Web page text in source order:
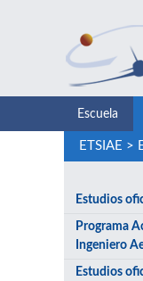
Escuela
ETSIAE >
Estudios
Programa
Ingeniero
Estudios